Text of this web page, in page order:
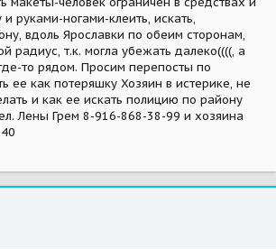
руками-ногами-клеить, искать,
вдоль Ярославки по обеим сторонам,
радиус, т.к. могла убежать далеко((((, а
то рядом. Просим перепосты по
ее как потеряшку Хозяин в истерике, не
и как ее искать полицию по району
Лены Грем 8-916-868-38-99 и хозяина